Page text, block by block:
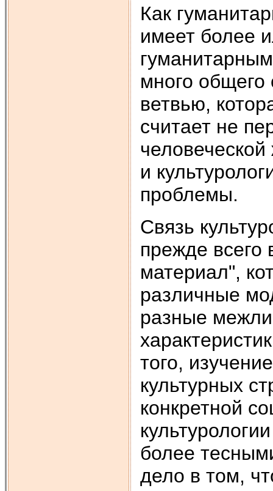
Как
имеет более
много
ветвью,
считает не
и
проблемы.
Связь
прежде всего
материал",
различные
разные
того,
культурных
конкретной
более
дело в том,